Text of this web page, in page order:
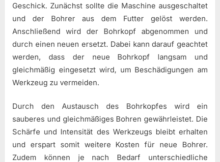
Geschick. Zunächst sollte die Maschine ausgeschaltet
und der Bohrer aus dem Futter gelöst werden.
Anschließend wird der Bohrkopf abgenommen und
durch einen neuen ersetzt. Dabei kann darauf geachtet
werden, dass der neue Bohrkopf langsam und
gleichmäßig eingesetzt wird, um Beschädigungen am
Werkzeug zu vermeiden.
Durch den Austausch des Bohrkopfes wird ein
sauberes und gleichmäßiges Bohren gewährleistet. Die
Schärfe und Intensität des Werkzeugs bleibt erhalten
und erspart somit weitere Kosten für neue Bohrer.
Zudem können je nach Bedarf unterschiedliche